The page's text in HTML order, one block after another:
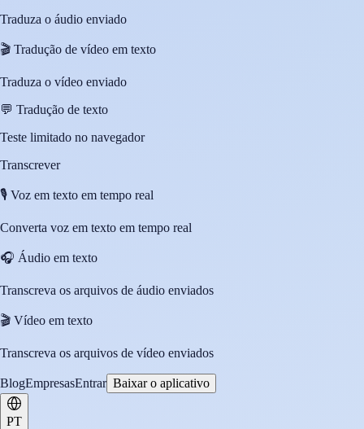
Traduza o áudio enviado
🎬 Tradução de vídeo em texto
Traduza o vídeo enviado
💬 Tradução de texto
Teste limitado no navegador
Transcrever
🎙️ Voz em texto em tempo real
Converta voz em texto em tempo real
🎧 Áudio em texto
Transcreva os arquivos de áudio enviados
🎬 Vídeo em texto
Transcreva os arquivos de vídeo enviados
BlogEmpresasEntrar Baixar o aplicativo
PT